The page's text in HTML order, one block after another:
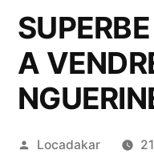
A
Publié
Locadakar